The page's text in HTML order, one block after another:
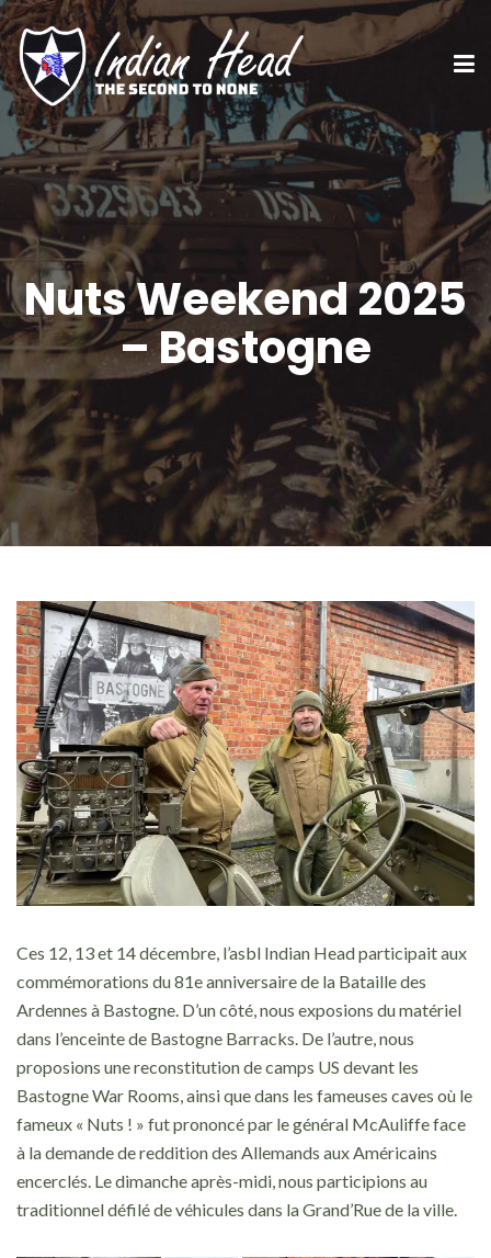
Nuts Weekend 2025
– Bastogne
Ces 12, 13 et 14 décembre, l’asbl Indian Head participait aux
commémorations du 81e anniversaire de la Bataille des
Ardennes à Bastogne. D’un côté, nous exposions du matériel
dans l’enceinte de Bastogne Barracks. De l’autre, nous
proposions une reconstitution de camps US devant les
Bastogne War Rooms, ainsi que dans les fameuses caves où le
fameux « Nuts ! » fut prononcé par le général McAuliffe face
à la demande de reddition des Allemands aux Américains
encerclés. Le dimanche après-midi, nous participions au
traditionnel défilé de véhicules dans la Grand’Rue de la ville.